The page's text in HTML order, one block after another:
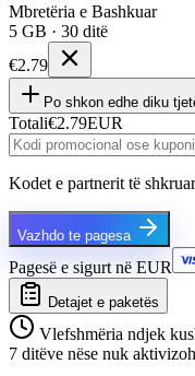
Mbretëria e Bashkuar
5 GB · 30 ditë
€2.79
Po shkon edhe diku
Totali€2.79EUR
Kodet e partnerit të
Vazhdo te pagesa
Pagesë e sigurt në EUR
Detajet e paketës
Vlefshmëria ndjek
7 ditëve nëse nuk